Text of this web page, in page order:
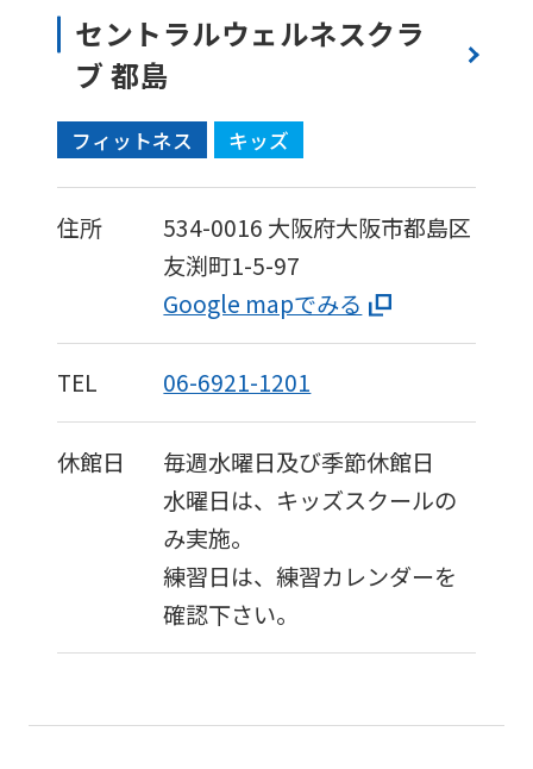
セントラルウェルネスクラ
ブ 都島
フィットネス キッズ
住所 534-0016 大阪府大阪市都島区
友渕町1-5-97
Google mapでみる
TEL 06-6921-1201
休館日
毎週水曜日及び季節休館日
水曜日は、キッズスクールの
み実施。
練習日は、練習カレンダーを
確認下さい。
differ
from
original
We
ask
that
you
understand
before
using
service.